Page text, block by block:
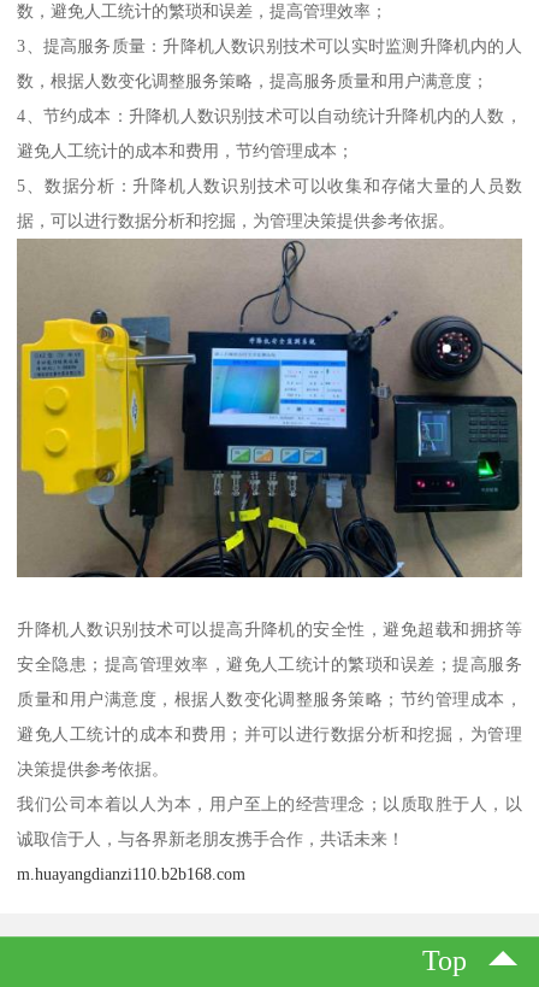
数，避免人工统计的繁琐和误差，提高管理效率；
3、提高服务质量：升降机人数识别技术可以实时监测升降机内的人
数，根据人数变化调整服务策略，提高服务质量和用户满意度；
4、节约成本：升降机人数识别技术可以自动统计升降机内的人数，
避免人工统计的成本和费用，节约管理成本；
5、数据分析：升降机人数识别技术可以收集和存储大量的人员数
据，可以进行数据分析和挖掘，为管理决策提供参考依据。
升降机人数识别技术可以提高升降机的安全性，避免超载和拥挤等
安全隐患；提高管理效率，避免人工统计的繁琐和误差；提高服务
质量和用户满意度，根据人数变化调整服务策略；节约管理成本，
避免人工统计的成本和费用；并可以进行数据分析和挖掘，为管理
决策提供参考依据。
我们公司本着以人为本，用户至上的经营理念；以质取胜于人，以
诚取信于人，与各界新老朋友携手合作，共话未来！
m.huayangdianzi110.b2b168.com
Top